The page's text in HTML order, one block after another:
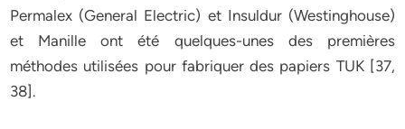
Permalex (General Electric) et Insuldur (Westinghouse)
et Manille ont été quelques-unes des premières
méthodes utilisées pour fabriquer des papiers TUK [37,
38].